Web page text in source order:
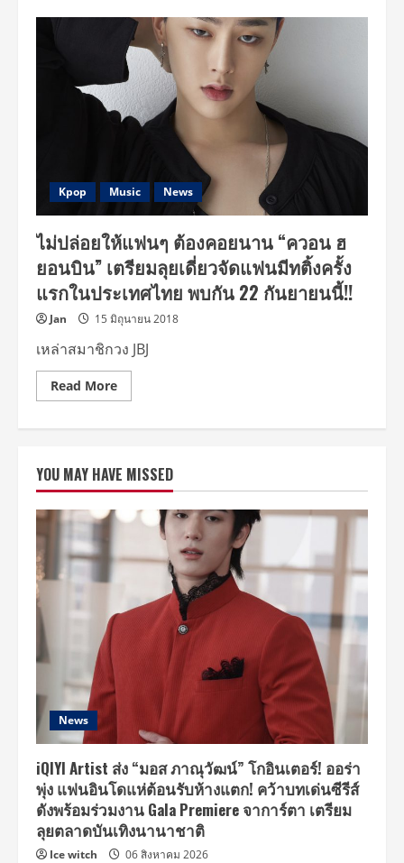
ส่ง
ตรง
ความ
ฟิน
ชวน
“ควอน
ฮ
ยอน
บิน”
ใน
‘KWON
HYUNBIN
FAN
MEETING
IN
BANGKOK
~One
Step
CLOSER~’
เปิด
จอง
บัตร
ก.ค.นี้!!
Kpop Music News
ไม่ปล่อยให้แฟนๆ ต้องคอยนาน “ควอน ฮ
ยอนบิน” เตรียมลุยเดี่ยวจัดแฟนมีทติ้งครั้ง
แรกในประเทศไทย พบกัน 22 กันยายนนี้!!
Jan 15 มิถุนายน 2018
เหล่าสมาชิกวง JBJ
Read MoreRead
more
ต้อง
คอย
นาน
“ควอน
ฮ
เตรียม
แฟน
กันยายน
YOU MAY HAVE MISSED
News
iQIYI Artist ส่ง “มอส ภาณุวัฒน์” โกอินเตอร์! ออร่า
พุ่ง แฟนอินโดแห่ต้อนรับห้างแตก! คว้าบทเด่นซีรีส์
ดังพร้อมร่วมงาน Gala Premiere จาการ์ตา เตรียม
ลุยตลาดบันเทิงนานาชาติ
Ice witch 06 สิงหาคม 2026